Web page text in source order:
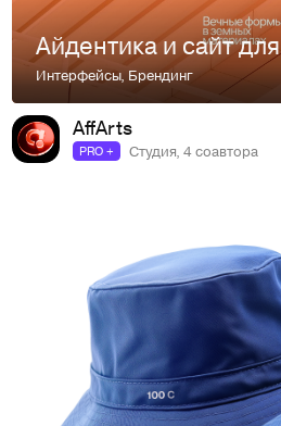
Интерфейсы,Брендинг
AffArts
PRO + Студия, 4 соавтора